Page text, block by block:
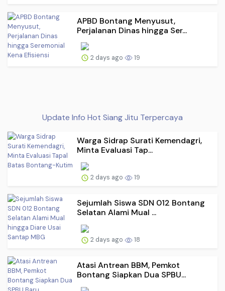
APBD Bontang Menyusut,
Perjalanan Dinas hingga Ser...
2 days ago 19
Update Info Hot Siang Jitu Terpercaya
Warga Sidrap Surati Kemendagri,
Minta Evaluasi Tap...
2 days ago 19
Sejumlah Siswa SDN 012 Bontang
Selatan Alami Mual ...
2 days ago 18
Atasi Antrean BBM, Pemkot
Bontang Siapkan Dua SPBU...